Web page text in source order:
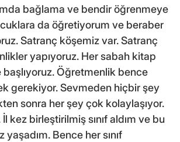
bağlama ve bendir öğrenmeye
da öğretiyorum ve beraber
Satranç köşemiz var. Satranç
yapıyoruz. Her sabah kitap
Öğretmenlik bence
gerekiyor. Sevmeden hiçbir şey
sonra her şey çok kolaylaşıyor.
kez birleştirilmiş sınıf aldım ve bu
Bence her sınıf